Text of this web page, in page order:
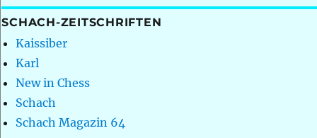
SCHACH-ZEITSCHRIFTEN
Kaissiber
Karl
New in Chess
Schach
Schach Magazin 64